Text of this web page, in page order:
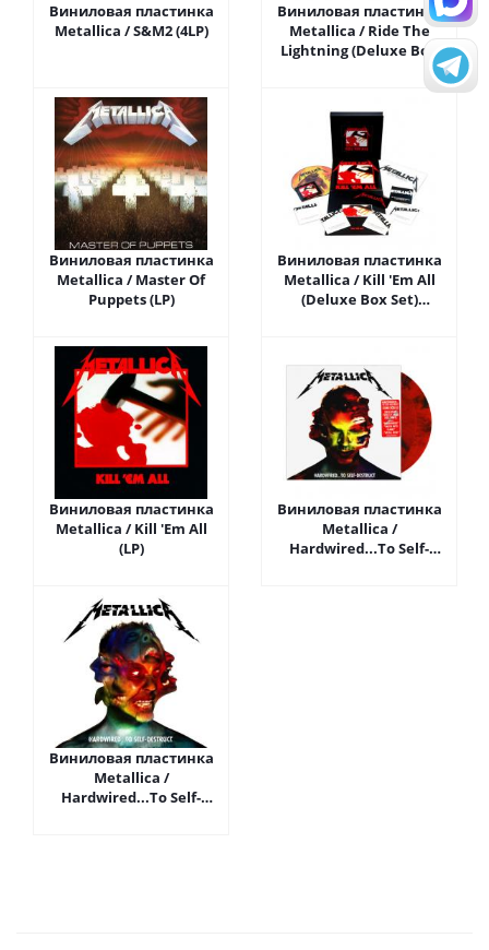
Виниловая пластинка
Metallica / S&M2 (4LP)
Виниловая пластинка
Metallica / Ride The
Lightning (Deluxe Box
Set)(4LP+6CD+DVD+Book)
Виниловая пластинка
Metallica / Master Of
Puppets (LP)
Виниловая пластинка
Metallica / Kill 'Em All
(Deluxe Box Set)
Виниловая пластинка
Metallica / Kill 'Em All
(LP)
Виниловая пластинка
Metallica /
Hardwired...To Self-
Виниловая пластинка
Metallica /
Hardwired...To Self-